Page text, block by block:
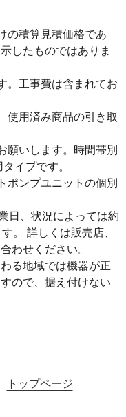
の積算見積価格であ
したものではありま
。工事費は含まれてお
使用済み商品の引き取
願いします。時間帯別
イプです。
ポンプユニットの個別
日、状況によっては約
。 詳しくは販売店、
わせください。
る地域では機器が正
ので、据え付けない
トップページ